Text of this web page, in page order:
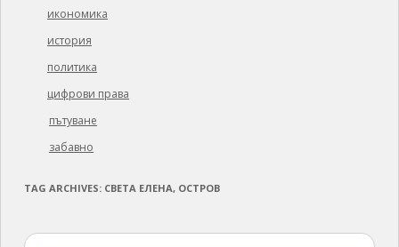
икономика
история
политика
цифрови права
пътуване
забавно
TAG ARCHIVES: СВЕТА ЕЛЕНА, ОСТРОВ